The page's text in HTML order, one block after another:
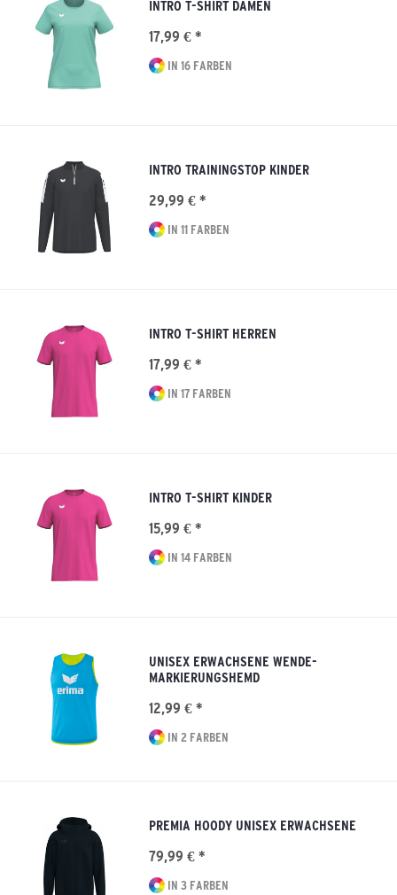
INTRO T-SHIRT DAMEN
17,99 € *
IN 16 FARBEN
INTRO TRAININGSTOP KINDER
29,99 € *
IN 11 FARBEN
INTRO T-SHIRT HERREN
17,99 € *
IN 17 FARBEN
INTRO T-SHIRT KINDER
15,99 € *
IN 14 FARBEN
UNISEX ERWACHSENE WENDE-
MARKIERUNGSHEMD
12,99 € *
IN 2 FARBEN
PREMIA HOODY UNISEX ERWACHSENE
79,99 € *
IN 3 FARBEN